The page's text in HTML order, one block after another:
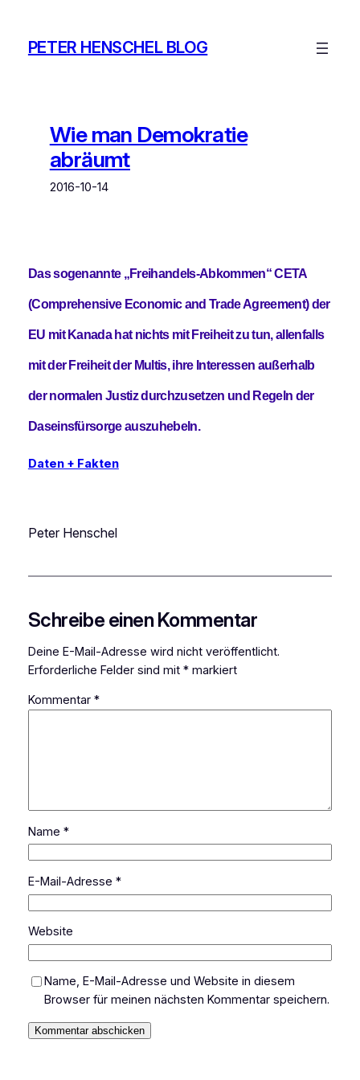
springen
PETER HENSCHEL BLOG
Wie man Demokratie
abräumt
2016-10-14
Das sogenannte „Freihandels-Abkommen“ CETA
(Comprehensive Economic and Trade Agreement) der
EU mit Kanada hat nichts mit Freiheit zu tun, allenfalls
mit der Freiheit der Multis, ihre Interessen außerhalb
der normalen Justiz durchzusetzen und Regeln der
Daseinsfürsorge auszuhebeln.
Daten + Fakten
Peter Henschel
Schreibe einen Kommentar
Deine E-Mail-Adresse wird nicht veröffentlicht.
Erforderliche Felder sind mit *markiert
Kommentar *
Name *
E-Mail-Adresse *
Website
Name, E-Mail-Adresse und Website in diesem
Browser für meinen nächsten Kommentar speichern.